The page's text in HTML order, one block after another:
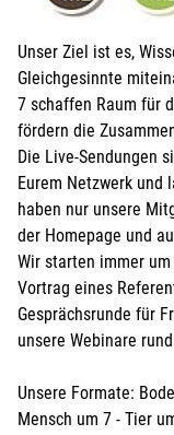
Unser Ziel ist es,
Gleichgesinnte
7 schaffen Raum für
fördern die
Die Live-Sendungen
Eurem Netzwerk und
haben nur unsere
der Homepage und
Wir starten immer
Vortrag eines
Gesprächsrunde für
unsere Webinare
Unsere Formate:
Mensch um 7 - Tier